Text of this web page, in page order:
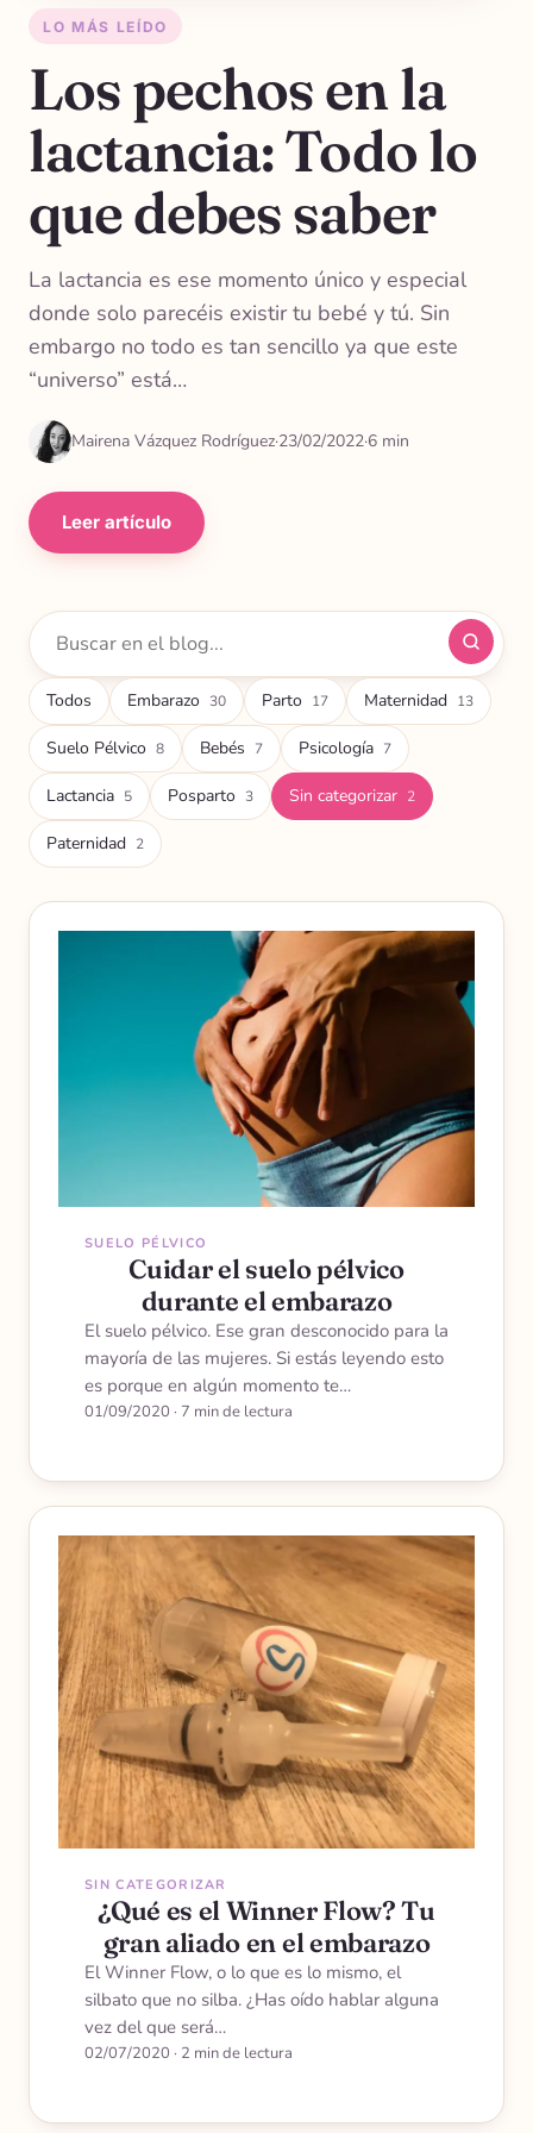
LO MÁS LEÍDO
Los pechos en la
lactancia: Todo lo
que debes saber
La lactancia es ese momento único y especial
donde solo parecéis existir tu bebé y tú. Sin
embargo no todo es tan sencillo ya que este
“universo” está…
Mairena Vázquez Rodríguez·23/02/2022·6 min
Leer artículo
Buscar
Todos Embarazo 30 Parto 17 Maternidad 13
Suelo Pélvico 8 Bebés 7 Psicología 7
Lactancia 5 Posparto 3 Sin categorizar 2
Paternidad 2
SUELO PÉLVICO
Cuidar el suelo pélvico
durante el embarazo
El suelo pélvico. Ese gran desconocido para la
mayoría de las mujeres. Si estás leyendo esto
es porque en algún momento te…
01/09/2020 · 7 min de lectura
SIN CATEGORIZAR
¿Qué es el Winner Flow? Tu
gran aliado en el embarazo
El Winner Flow, o lo que es lo mismo, el
silbato que no silba. ¿Has oído hablar alguna
vez del que será…
02/07/2020 · 2 min de lectura